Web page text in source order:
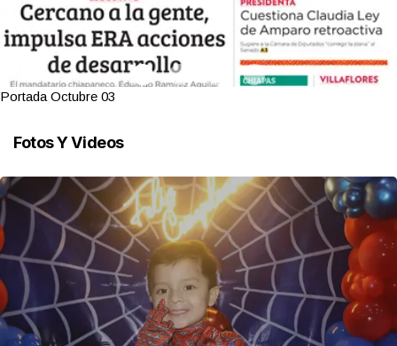
Portada Octubre 03
Fotos Y Videos